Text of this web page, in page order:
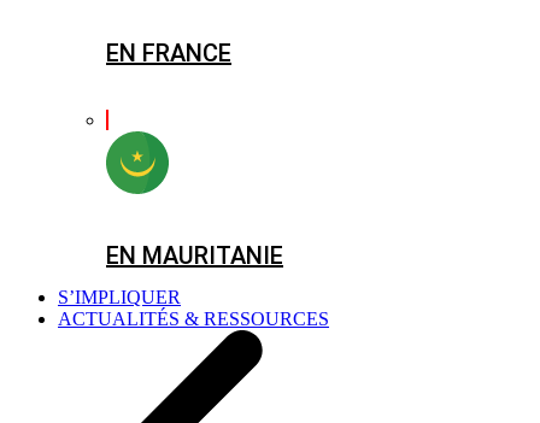
EN FRANCE
EN MAURITANIE
S’IMPLIQUER
ACTUALITÉS & RESSOURCES